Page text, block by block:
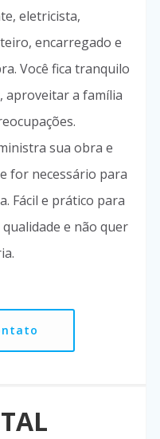
eletricista,
encarregado e
Você fica tranquilo
aproveitar a família
sua obra e
for necessário para
Fácil e prático para
e não quer